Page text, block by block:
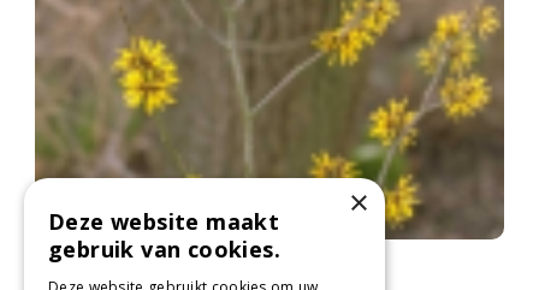
Zachte toverhazelaar
×
Deze website maakt
gebruik van cookies.